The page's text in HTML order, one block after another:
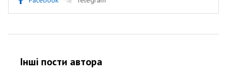
Інші пости автора